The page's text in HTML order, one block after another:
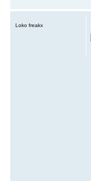
Loko freakx